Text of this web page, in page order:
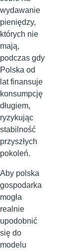
wydawanie
pieniędzy,
których nie
mają,
podczas gdy
Polska od
lat finansuje
konsumpcję
długiem,
ryzykując
stabilność
przyszłych
pokoleń.
Aby polska
gospodarka
mogła
realnie
upodobnić
się do
modelu